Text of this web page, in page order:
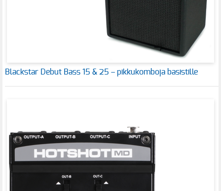
Blackstar Debut Bass 15 & 25 – pikkukomboja basistille